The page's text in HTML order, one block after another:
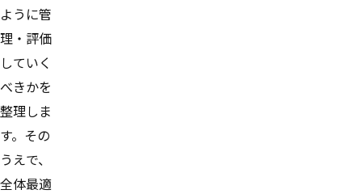
ように管
理・評価
していく
べきかを
整理しま
す。その
うえで、
全体最適